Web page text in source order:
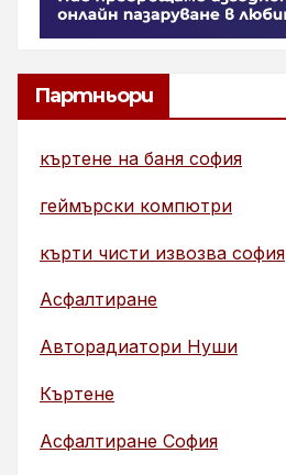
Партньори
къртене на баня софия
геймърски компютри
кърти чисти извозва софия
Асфалтиране
Авторадиатори Нуши
Къртене
Асфалтиране София